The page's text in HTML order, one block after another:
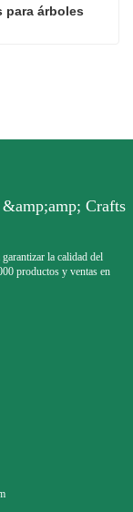
para árboles
Crafts
la calidad del
productos y ventas en